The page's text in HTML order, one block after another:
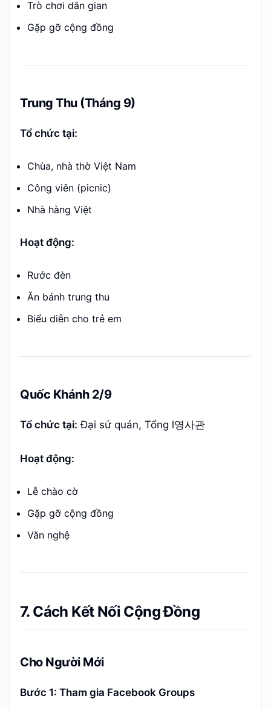
Trò chơi dân gian
Gặp gỡ cộng đồng
Trung Thu (Tháng 9)
Tổ chức tại:
Chùa, nhà thờ Việt Nam
Công viên (picnic)
Nhà hàng Việt
Hoạt động:
Rước đèn
Ăn bánh trung thu
Biểu diễn cho trẻ em
Quốc Khánh 2/9
Tổ chức tại: Đại sứ quán, Tổng l영사관
Hoạt động:
Lễ chào cờ
Gặp gỡ cộng đồng
Văn nghệ
7. Cách Kết Nối Cộng Đồng
Cho Người Mới
Bước 1: Tham gia Facebook Groups